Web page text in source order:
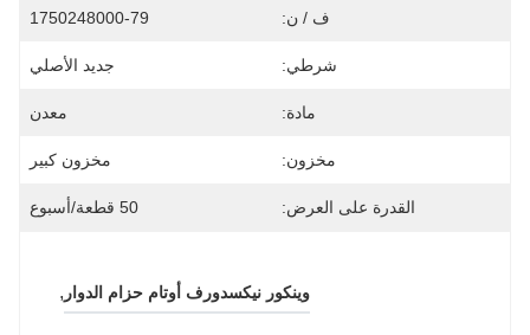
ف / ن: 1750248000-79
شرطي: جديد الأصلي
مادة: معدن
مخزون: مخزون كبير
القدرة على العرض: 50 قطعة/أسبوع
وينكور نيكسدورف أوتام حزام الدوار ,